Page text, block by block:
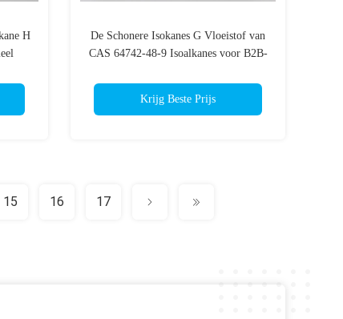
H
De Schonere Isokanes G Vloeistof van
CAS 64742-48-9 Isoalkanes voor B2B-
Krijg Beste Prijs
15 16 17